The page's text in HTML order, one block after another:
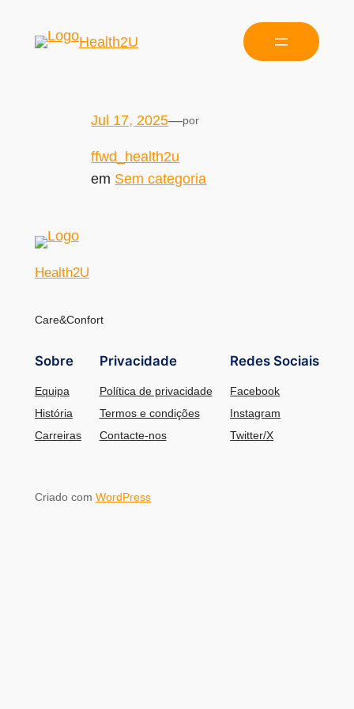
Health2U
Jul 17, 2025—por
ffwd_health2u
em Sem categoria
Health2U
Care&Confort
Sobre
Equipa
História
Carreiras
Privacidade
Política de privacidade
Termos e condições
Contacte-nos
Redes Sociais
Facebook
Instagram
Twitter/X
Criado com WordPress